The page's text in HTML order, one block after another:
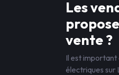
Les
vente ?
Il est important
électriques sur